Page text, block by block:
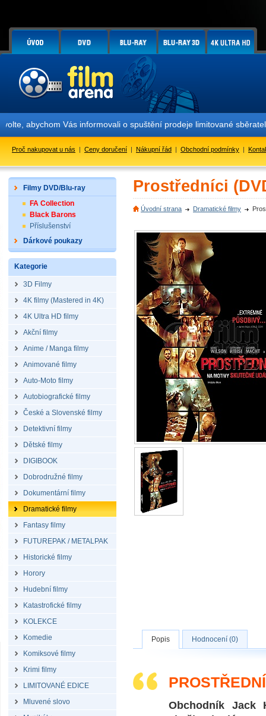
Vás informovali o spuštění prodeje limitované sběratelské
Proč nakupovat u nás | Ceny doručení | Nákupní řád | Obchodní podmínky |
Filmy DVD/Blu-ray
FA Collection
Black Barons
Příslušenství
Dárkové poukazy
Kategorie
3D Filmy
4K filmy (Mastered in 4K)
4K Ultra HD filmy
Akční filmy
Anime / Manga filmy
Animované filmy
Auto-Moto filmy
Autobiografické filmy
České a Slovenské filmy
Detektivní filmy
Dětské filmy
DIGIBOOK
Dobrodružné filmy
Dokumentární filmy
Dramatické filmy
Fantasy filmy
FUTUREPAK / METALPAK
Historické filmy
Horory
Hudební filmy
Katastrofické filmy
KOLEKCE
Komedie
Komiksové filmy
Krimi filmy
LIMITOVANÉ EDICE
Mluvené slovo
Prostředníci
Úvodní strana Dramatické filmy
Popis Hodnocení (0)
Obchodník Jack